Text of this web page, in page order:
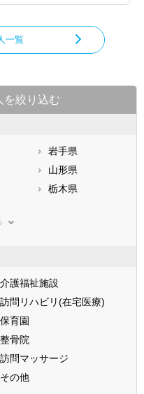
一覧
を絞り込む
岩手県
山形県
栃木県
三重県
大阪府
徳島県
介護福祉施設
訪問リハビリ(在宅医療)
保育園
整骨院
訪問マッサージ
その他